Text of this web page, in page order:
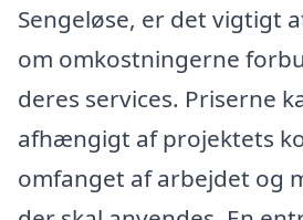
Sengeløse, er det vigtigt
om omkostningerne
deres services. Priserne
afhængigt af projektets
omfanget af arbejdet og